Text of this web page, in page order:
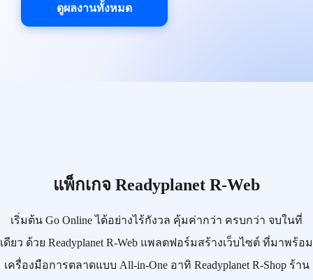
ดูผลงานทั้งหมด
แพ็กเกจ Readyplanet R-Web
เริ่มต้น Go Onlineได้อย่างไร้กังวล คุ้มค่ากว่า ครบกว่า จบในที่
เดียว ด้วย Readyplanet R-Web แพลตฟอร์มสร้างเว็บไซต์ ที่มาพร้อม
เครื่องมือการตลาดแบบ All-in-Oneอาทิ Readyplanet R-Shopร้าน